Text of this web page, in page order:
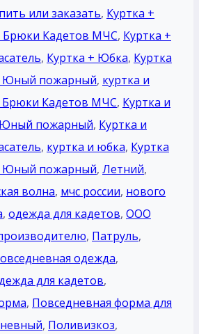
или заказать, Куртка +
Брюки Кадетов МЧС, Куртка +
, Куртка + Юбка, Куртка
Юный пожарный, куртка и
Брюки Кадетов МЧС, Куртка и
пожарный, Куртка и
, куртка и юбка, Куртка
Юный пожарный, Летний,
волна, мчс россии, нового
, одежда для кадетов, ООО
, Патруль,
одежда,
для кадетов,
, Повседневная форма для
, Поливизкоз,